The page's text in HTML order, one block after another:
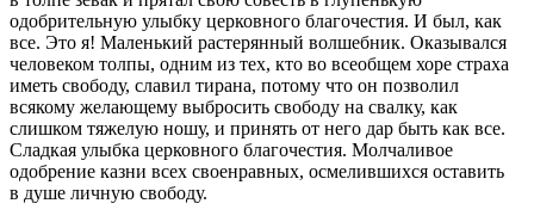
одобрительную улыбку церковного благочестия. И был, как
все. Это я! Маленький растерянный волшебник. Оказывался
человеком толпы, одним из тех, кто во всеобщем хоре страха
иметь свободу, славил тирана, потому что он позволил
всякому желающему выбросить свободу на свалку, как
слишком тяжелую ношу, и принять от него дар быть как все.
Сладкая улыбка церковного благочестия. Молчаливое
одобрение казни всех своенравных, осмелившихся оставить
в душе личную свободу.